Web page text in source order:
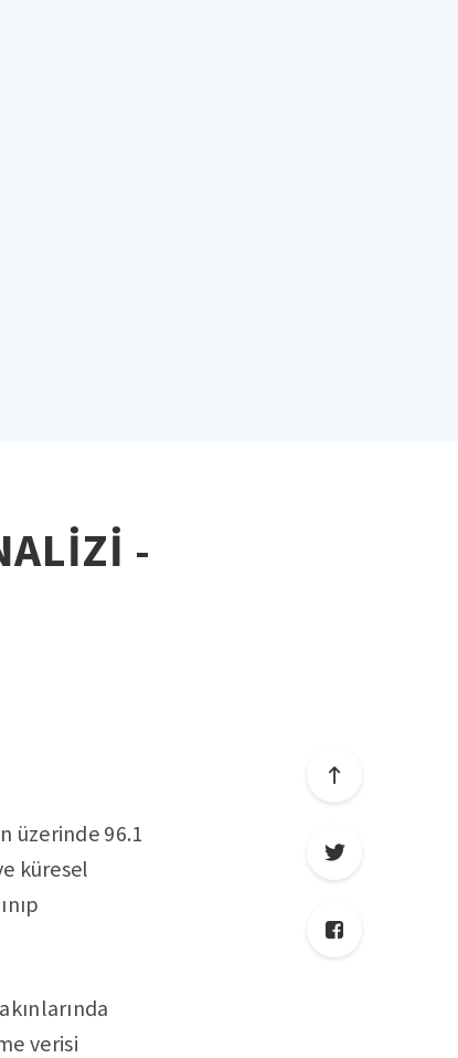
-
üzerinde 96.1
küresel
verisi